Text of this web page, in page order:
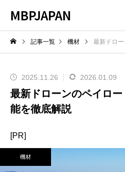
MBPJAPAN
記事一覧 機材 最新ドローン
2025.11.26 2026.01.09
最新ドローンのペイロ
能を徹底解説
[PR]
機材